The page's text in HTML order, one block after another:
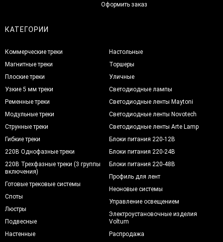
Оформить заказ
КАТЕГОРИИ
Коммерческие треки
Магнитные треки
Плоские треки
Узкие 5 мм треки
Ременные треки
Модульные треки
Струнные треки
Гибкие треки
220В Однофазные треки
220В Трехфазные треки (3 группы
включения)
Готовые трековые системы
Споты
Люстры
Подвесные
Настенные
Настольные
Торшеры
Уличные
Светодиодные лампы
Светодиодные ленты Maytoni
Светодиодные ленты Novotech
Светодиодные ленты Arte Lamp
Блоки питания 220-12В
Блоки питания 220-24В
Блоки питания 220-48В
Профиль для лент
Неоновые системы
Управление освещением
Электроустановочные изделия
Voltum
Распродажа